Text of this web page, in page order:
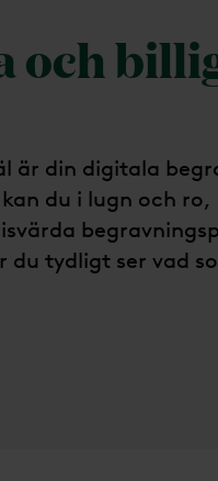
och
är din digitala
du i lugn och
tydligt ser vad